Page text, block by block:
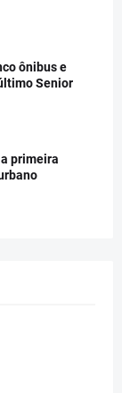
ônibus e
Senior
primeira